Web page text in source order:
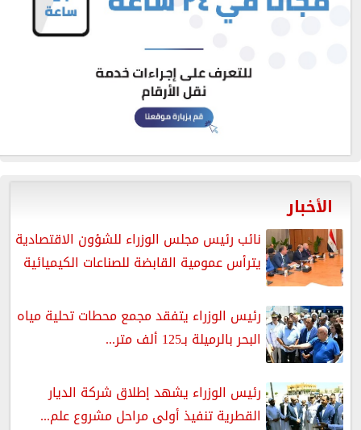
الأخبار
نائب رئيس مجلس الوزراء للشؤون الاقتصادية
يترأس عمومية القابضة للصناعات الكيميائية
رئيس الوزراء يتفقد مجمع محطات تحلية مياه
البحر بالرميلة بـ125 ألف متر...
رئيس الوزراء يشهد إطلاق شركة الديار
القطرية تنفيذ أولى مراحل مشروع علم...